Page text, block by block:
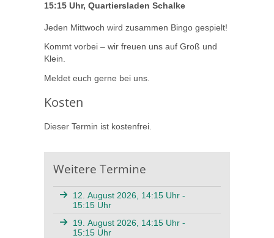
15:15 Uhr, Quartiersladen Schalke
Jeden Mittwoch wird zusammen Bingo gespielt!
Kommt vorbei – wir freuen uns auf Groß und
Klein.
Meldet euch gerne bei uns.
Kosten
Dieser Termin ist kostenfrei.
Weitere Termine
12. August 2026, 14:15 Uhr -
15:15 Uhr
19. August 2026, 14:15 Uhr -
15:15 Uhr